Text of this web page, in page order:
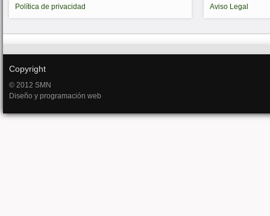
Política de privacidad Aviso Legal
Copyright
© 2012 SMN
Diseño y programación web